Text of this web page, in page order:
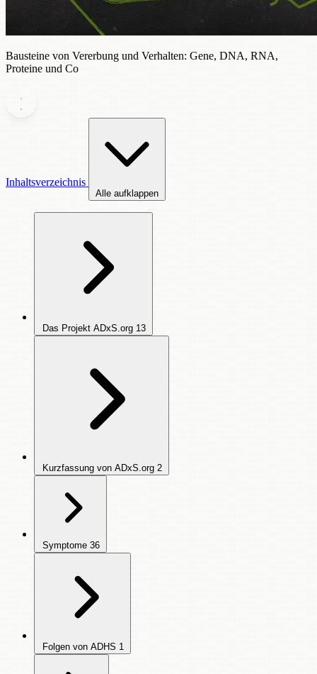
Bausteine von Vererbung und Verhalten: Gene, DNA, RNA,
Proteine und Co
Inhaltsverzeichnis
Alle aufklappen
Das Projekt ADxS.org 13
Kurzfassung von ADxS.org 2
Symptome 36
Folgen von ADHS 1